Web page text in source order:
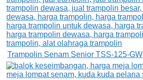
Trampolin Senam Senior TSS-125-GW